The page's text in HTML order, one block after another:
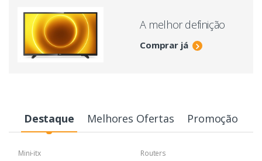
A melhor definição
Comprar já
Destaque Melhores Ofertas Promoção
Mini-itx
Routers